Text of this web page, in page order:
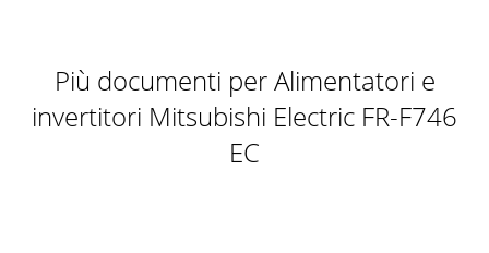
Più documenti per Alimentatori e
invertitori Mitsubishi Electric FR-F746
EC